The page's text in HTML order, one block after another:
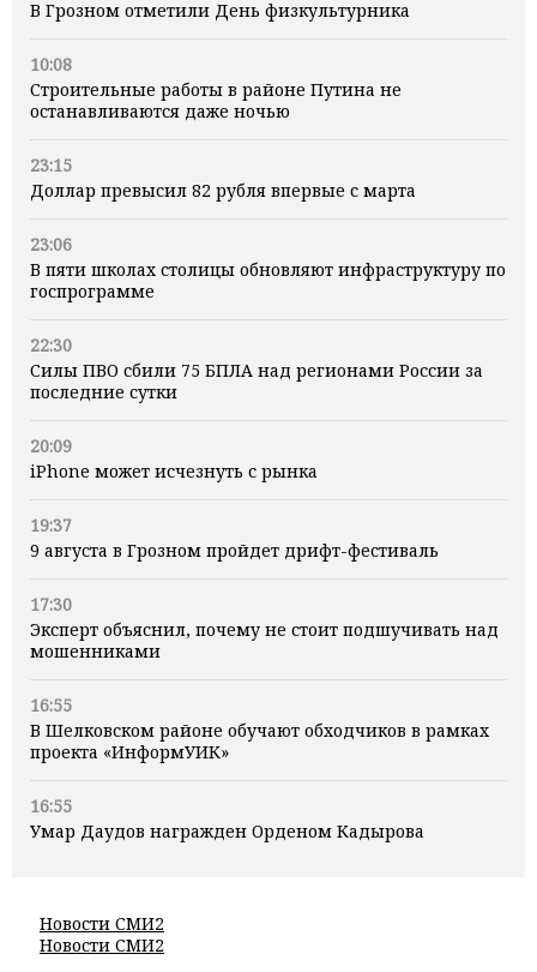
В Грозном отметили День физкультурника
10:08
Строительные работы в районе Путина не
останавливаются даже ночью
23:15
Доллар превысил 82 рубля впервые с марта
23:06
В пяти школах столицы обновляют инфраструктуру по
госпрограмме
22:30
Силы ПВО сбили 75 БПЛА над регионами России за
последние сутки
20:09
iPhone может исчезнуть с рынка
19:37
9 августа в Грозном пройдет дрифт-фестиваль
17:30
Эксперт объяснил, почему не стоит подшучивать над
мошенниками
16:55
В Шелковском районе обучают обходчиков в рамках
проекта «ИнформУИК»
16:55
Умар Даудов награжден Орденом Кадырова
Новости СМИ2
Новости СМИ2